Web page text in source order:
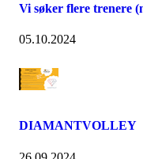
Vi søker flere trenere
05.10.2024
DIAMANTVOLLEY